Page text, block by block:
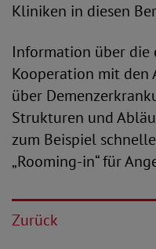
Kliniken in diesen
Information über die
Kooperation mit den
über
Strukturen und
zum Beispiel
„Rooming-in“ für
Zurück